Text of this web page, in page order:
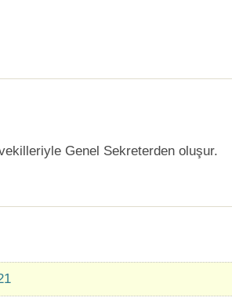
Genel Sekreterden oluşur.